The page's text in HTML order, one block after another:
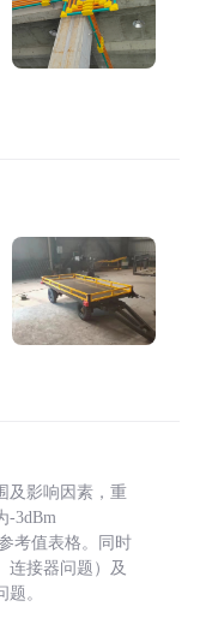
及影响因素，重
-3dBm
考值表格。同时
连接器问题）及
。